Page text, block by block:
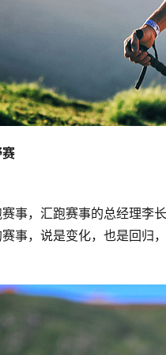
事，汇跑赛事的总经理李
事，说是变化，也是回